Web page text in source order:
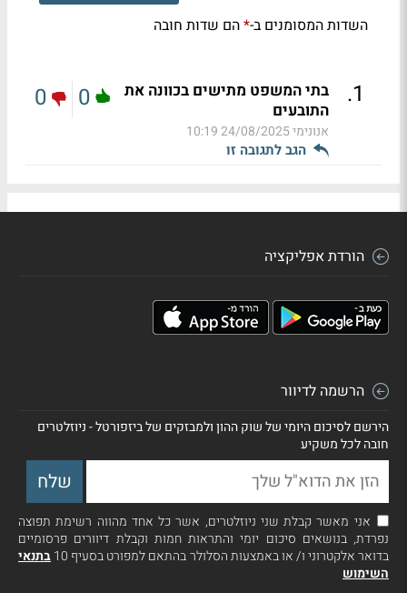
השדות המסומנים ב-*הם שדות חובה
1
.
בתי המשפט מתישים בכוונה את
התובעים
אנונימי24/08/2025 10:19
הגב לתגובה זו
0
0
הורדת אפליקציה
הרשמה לדיוור
הירשם לסיכום היומי של שוק ההון ולמבזקים של ביזפורטל - ניוזלטרים
חובה לכל משקיע
אני מאשר קבלת שני ניוזלטרים, אשר כל אחד מהווה רשימת תפוצה
נפרדת, בנושאים סיכום יומי והתראות חמות וקבלת דיוורים פרסומיים
בדואר אלקטרוני ו/ או באמצעות הסלולר בהתאם למפורט בסעיף 10
בתנאי
השימוש